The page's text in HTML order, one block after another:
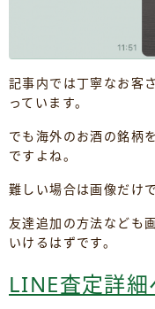
記事内では丁寧なお客
っています。
でも海外のお酒の銘柄
ですよね。
難しい場合は画像だけ
友達追加の方法なども
いけるはずです。
LINE査定詳細